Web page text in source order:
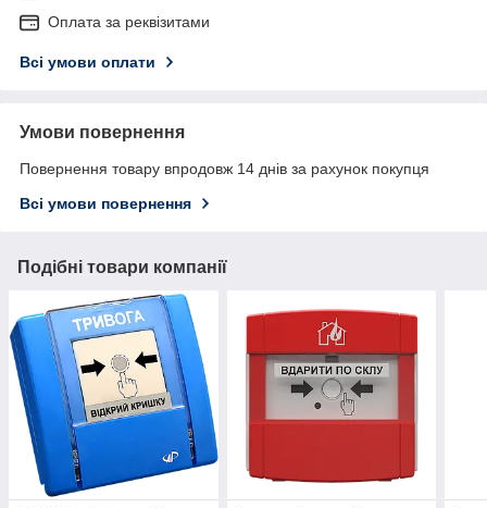
Оплата за реквізитами
Всі умови оплати
Умови повернення
Повернення товару впродовж 14 днів за рахунок покупця
Всі умови повернення
Подібні товари компанії